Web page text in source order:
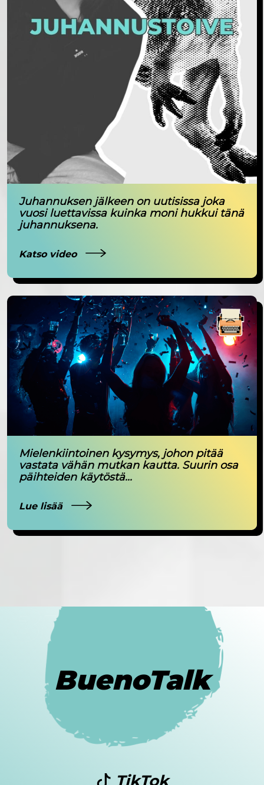
Juhannuksen jälkeen on uutisissa joka
vuosi luettavissa kuinka moni hukkui tänä
juhannuksena.
Katso video
Mielenkiintoinen kysymys, johon pitää
vastata vähän mutkan kautta. Suurin osa
päihteiden käytöstä...
Lue lisää
BuenoTalk
TikTok